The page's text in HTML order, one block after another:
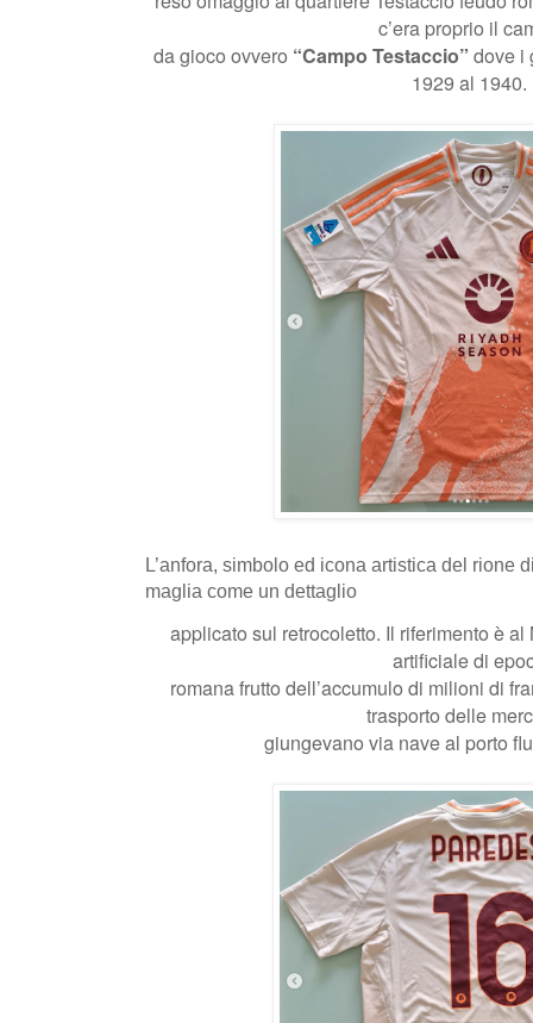
c’era proprio il
da gioco ovvero “Campo Testaccio” dove i
1929 al 1940.
L’anfora, simbolo ed icona artistica del rione
maglia come un dettaglio
applicato sul retrocoletto. Il riferimento è
artificiale di
romana frutto dell’accumulo di milioni di
trasporto delle
giungevano via nave al porto